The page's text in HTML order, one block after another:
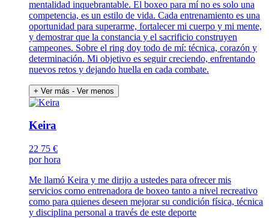
mentalidad inquebrantable. El boxeo para mí no es solo una
competencia, es un estilo de vida. Cada entrenamiento es una
oportunidad para superarme, fortalecer mi cuerpo y mi mente,
y demostrar que la constancia y el sacrificio construyen
campeones. Sobre el ring doy todo de mí: técnica, corazón y
determinación. Mi objetivo es seguir creciendo, enfrentando
nuevos retos y dejando huella en cada combate.
+ Ver más - Ver menos
Keira
22 75 €
por hora
Me llamó Keira y me dirijo a ustedes para ofrecer mis
servicios como entrenadora de boxeo tanto a nivel recreativo
como para quienes deseen mejorar su condición física, técnica
y disciplina personal a través de este deporte